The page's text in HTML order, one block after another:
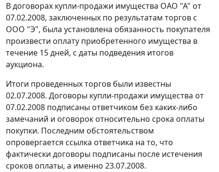
В договорах купли-продажи имущества ОАО "А" от
07.02.2008, заключенных по результатам торгов с
ООО "Э", была установлена обязанность покупателя
произвести оплату приобретенного имущества в
течение 15 дней, с даты подведения итогов
аукциона.
Итоги проведенных торгов были известны
02.07.2008. Договоры купли-продажи имущества от
07.02.2008 подписаны ответчиком без каких-либо
замечаний и оговорок относительно срока оплаты
покупки. Последним обстоятельством
опровергается ссылка ответчика на то, что
фактически договоры подписаны после истечения
сроков оплаты, а именно 23.07.2008.